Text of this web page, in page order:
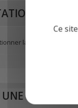
la prestation
Ce